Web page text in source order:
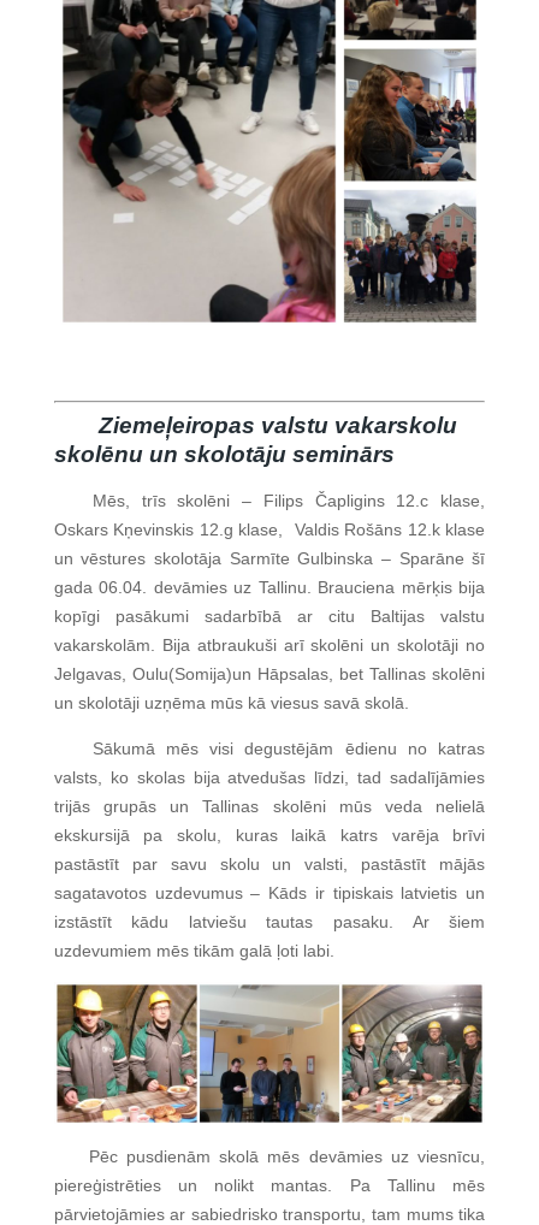
Ziemeļeiropas valstu vakarskolu
skolēnu un skolotāju seminārs
Mēs, trīs skolēni – Filips Čapligins 12.c klase,
Oskars Kņevinskis 12.g klase, Valdis Rošāns 12.k klase
un vēstures skolotāja Sarmīte Gulbinska – Sparāne šī
gada 06.04. devāmies uz Tallinu. Brauciena mērķis bija
kopīgi pasākumi sadarbībā ar citu Baltijas valstu
vakarskolām. Bija atbraukuši arī skolēni un skolotāji no
Jelgavas, Oulu(Somija)un Hāpsalas, bet Tallinas skolēni
un skolotāji uzņēma mūs kā viesus savā skolā.
Sākumā mēs visi degustējām ēdienu no katras
valsts, ko skolas bija atvedušas līdzi, tad sadalījāmies
trijās grupās un Tallinas skolēni mūs veda nelielā
ekskursijā pa skolu, kuras laikā katrs varēja brīvi
pastāstīt par savu skolu un valsti, pastāstīt mājās
sagatavotos uzdevumus – Kāds ir tipiskais latvietis un
izstāstīt kādu latviešu tautas pasaku. Ar šiem
uzdevumiem mēs tikām galā ļoti labi.
Pēc pusdienām skolā mēs devāmies uz viesnīcu,
piereģistrēties un nolikt mantas. Pa Tallinu mēs
pārvietojāmies ar sabiedrisko transportu, tam mums tika